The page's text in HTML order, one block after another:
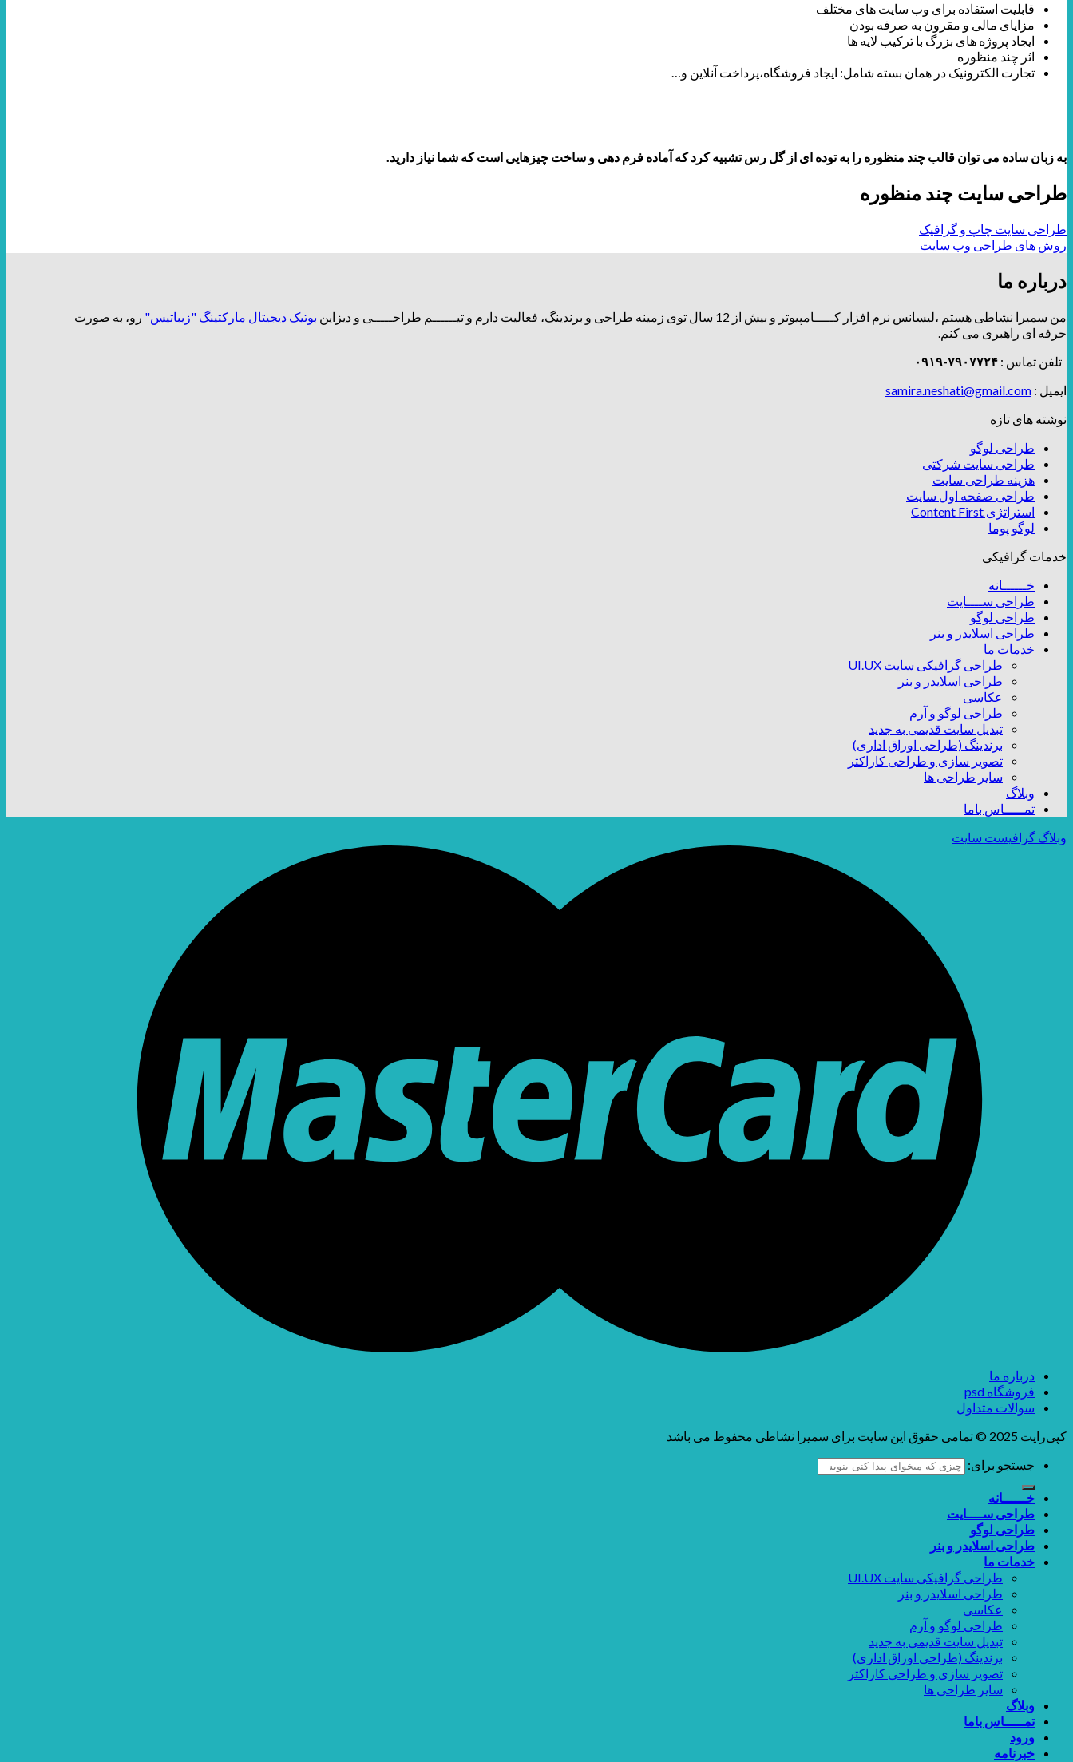
قابلیت استفاده برای وب سایت های مختلف
مزایای مالی و مقرون به صرفه بودن
ایجاد پروژه های بزرگ با ترکیب لایه ها
اثر چند منظوره
تجارت الکترونیک در همان بسته شامل: ایجاد فروشگاه،پرداخت آنلاین و…
به زبان ساده می توان قالب چند منظوره را به توده ای از گل رس تشبیه کرد که آماده فرم دهی و ساخت چیزهایی است که شما نیاز دارید.
طراحی سایت چند منظوره
طراحی سایت چاپ و گرافیک
روش های طراحی وب سایت
درباره ما
من سمیرا نشاطی هستم ،لیسانس نرم افزار کـــــامپیوتر و بیش از 12 سال توی زمینه طراحی و برندینگ، فعالیت دارم و تیــــــم طراحـــــی و دیزاین بوتیک دیجیتال مارکتینگ "زیباتیس" رو، به صورت
حرفه ای راهبری می کنم.
تلفن تماس : ۷۹۰۷۷۲۴-۰۹۱۹
ایمیل : samira.neshati@gmail.com
نوشته های تازه
طراحی لوگو
طراحی سایت شرکتی
هزینه طراحی سایت
طراحی صفحه اول سایت
استراتژی Content First
لوگو پوما
خدمات گرافیکی
خــــــانه
طراحی ســــایت
طراحی لوگو
طراحی اسلایدر و بنر
خدمات ما
طراحی گرافیکی سایت UI.UX
طراحی اسلایدر و بنر
عکاسی
طراحی لوگو و آرم
تبدیل سایت قدیمی به جدید
برندینگ (طراحی اوراق اداری)
تصویر سازی و طراحی کاراکتر
سایر طراحی ها
وبلاگ
تمـــــاس باما
وبلاگ گرافیست سایت
درباره ما
فروشگاه psd
سوالات متداول
کپی‌رایت 2025 © تمامی حقوق این سایت برای سمیرا نشاطی محفوظ می باشد
جستجو برای:
خــــــانه
طراحی ســــایت
طراحی لوگو
طراحی اسلایدر و بنر
خدمات ما
طراحی گرافیکی سایت UI.UX
طراحی اسلایدر و بنر
عکاسی
طراحی لوگو و آرم
تبدیل سایت قدیمی به جدید
برندینگ (طراحی اوراق اداری)
تصویر سازی و طراحی کاراکتر
سایر طراحی ها
وبلاگ
تمـــــاس باما
ورود
خبرنامه